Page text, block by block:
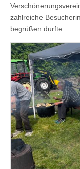
zahlreiche
begrüßen durfte.